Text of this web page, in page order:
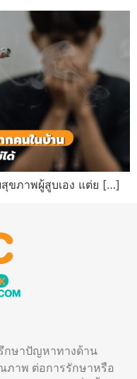
ขภาพผู้สูบเอง แต่ย […]
กษาปัญหาทางด้าน
าพ ต่อการรักษาหรือ